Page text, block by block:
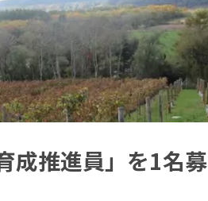
成推進員」を1名募